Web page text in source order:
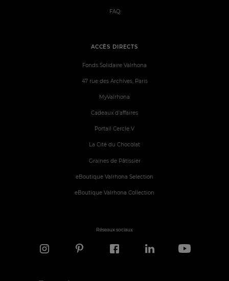
ACCÈS DIRECTS
Fonds Solidaire Valrhona
47 rue des Archives, Paris
MyValrhona
Cadeaux d'affaires
Portail Cercle V
La Cité du Chocolat
Graines de Pâtissier
eBoutique Valrhona Selection
eBoutique Valrhona Collection
FAQ
Réseaux sociaux